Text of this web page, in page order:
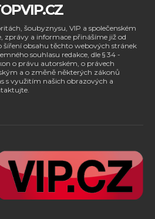
šoubyznysu, VIP a společenském
zprávy a informace přinášíme již od
šíření obsahu těchto webových stránek
souhlasu redakce, dle § 34 -
o právu autorském, o právech
a o změně některých zákonů
s využitím našich obrazových a